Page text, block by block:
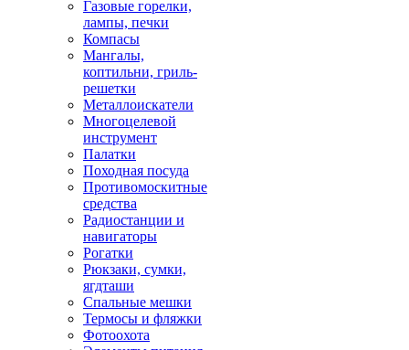
Газовые горелки,
лампы, печки
Компасы
Мангалы,
коптильни, гриль-
решетки
Металлоискатели
Многоцелевой
инструмент
Палатки
Походная посуда
Противомоскитные
средства
Радиостанции и
навигаторы
Рогатки
Рюкзаки, сумки,
ягдташи
Спальные мешки
Термосы и фляжки
Фотоохота